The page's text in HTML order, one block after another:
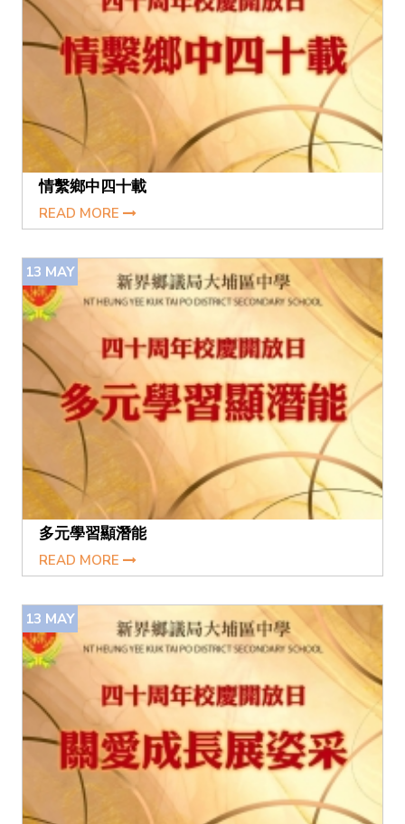
情繫鄉中四十載
READ MORE
13 MAY
多元學習顯潛能
READ MORE
13 MAY